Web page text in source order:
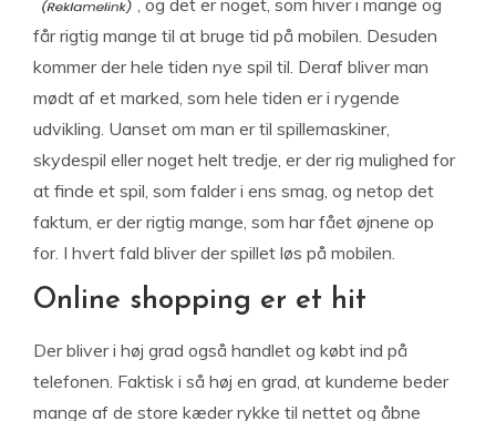
, og det er noget, som hiver i mange og
får rigtig mange til at bruge tid på mobilen. Desuden
kommer der hele tiden nye spil til. Deraf bliver man
mødt af et marked, som hele tiden er i rygende
udvikling. Uanset om man er til spillemaskiner,
skydespil eller noget helt tredje, er der rig mulighed for
at finde et spil, som falder i ens smag, og netop det
faktum, er der rigtig mange, som har fået øjnene op
for. I hvert fald bliver der spillet løs på mobilen.
Online shopping er et hit
Der bliver i høj grad også handlet og købt ind på
telefonen. Faktisk i så høj en grad, at kunderne beder
mange af de store kæder rykke til nettet og åbne